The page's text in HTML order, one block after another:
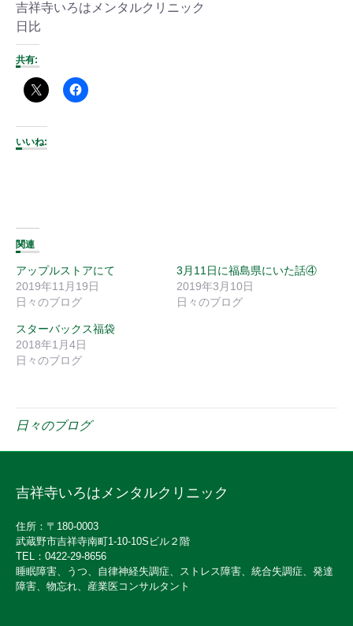
吉祥寺いろはメンタルクリニック
日比
共有:
いいね:
関連
アップルストアにて
2019年11月19日
日々のブログ
3月11日に福島県にいた話④
2019年3月10日
日々のブログ
スターバックス福袋
2018年1月4日
日々のブログ
日々のブログ
吉祥寺いろはメンタルクリニック
住所：〒180-0003
武蔵野市吉祥寺南町1-10-10Sビル２階
TEL：0422-29-8656
睡眠障害、うつ、自律神経失調症、ストレス障害、統合失調症、発達
障害、物忘れ、産業医コンサルタント